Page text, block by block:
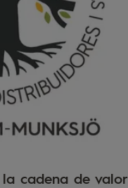
cadena de valor